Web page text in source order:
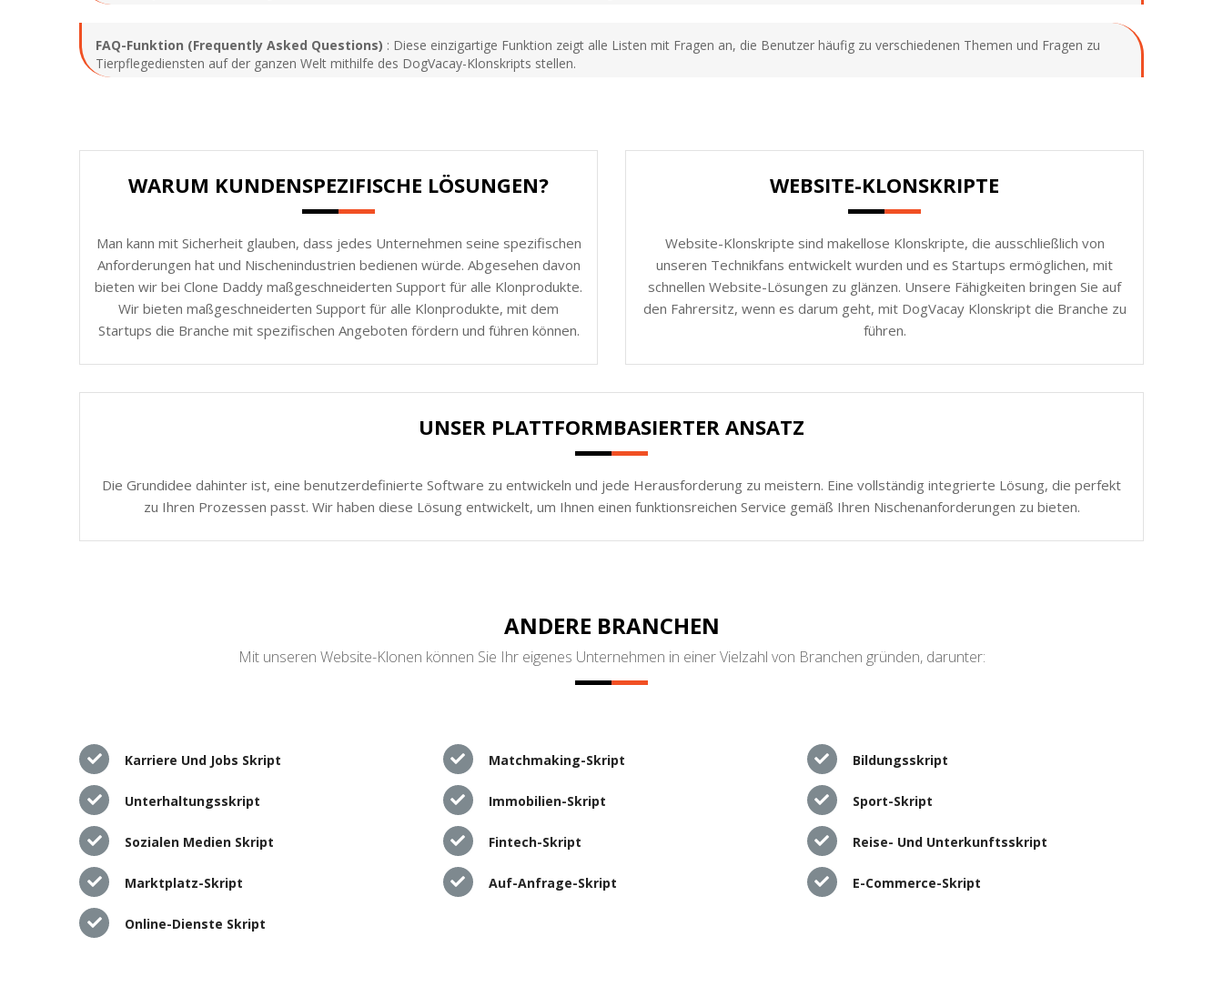
FAQ-Funktion (Frequently Asked Questions) : Diese einzigartige Funktion zeigt alle Listen mit Fragen an, die Benutzer häufig zu verschiedenen Themen und Fragen zu
Tierpflegediensten auf der ganzen Welt mithilfe des DogVacay-Klonskripts stellen.
WARUM KUNDENSPEZIFISCHE LÖSUNGEN?
Man kann mit Sicherheit glauben, dass jedes Unternehmen seine spezifischen
Anforderungen hat und Nischenindustrien bedienen würde. Abgesehen davon
bieten wir bei Clone Daddy maßgeschneiderten Support für alle Klonprodukte.
Wir bieten maßgeschneiderten Support für alle Klonprodukte, mit dem
Startups die Branche mit spezifischen Angeboten fördern und führen können.
WEBSITE-KLONSKRIPTE
Website-Klonskripte sind makellose Klonskripte, die ausschließlich von
unseren Technikfans entwickelt wurden und es Startups ermöglichen, mit
schnellen Website-Lösungen zu glänzen. Unsere Fähigkeiten bringen Sie auf
den Fahrersitz, wenn es darum geht, mit DogVacay Klonskript die Branche zu
führen.
UNSER PLATTFORMBASIERTER ANSATZ
Die Grundidee dahinter ist, eine benutzerdefinierte Software zu entwickeln und jede Herausforderung zu meistern. Eine vollständig integrierte Lösung, die perfekt
zu Ihren Prozessen passt. Wir haben diese Lösung entwickelt, um Ihnen einen funktionsreichen Service gemäß Ihren Nischenanforderungen zu bieten.
ANDERE BRANCHEN
Mit unseren Website-Klonen können Sie Ihr eigenes Unternehmen in einer Vielzahl von Branchen gründen, darunter:
Karriere Und Jobs Skript Matchmaking-Skript Bildungsskript
Unterhaltungsskript Immobilien-Skript Sport-Skript
Sozialen Medien Skript Fintech-Skript Reise- Und Unterkunftsskript
Marktplatz-Skript Auf-Anfrage-Skript E-Commerce-Skript
Online-Dienste Skript